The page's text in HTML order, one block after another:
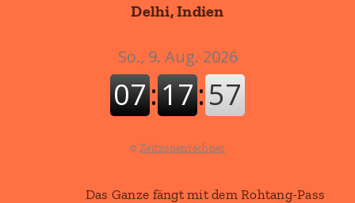
Delhi, Indien
©Zeitzonenrechner
Das Ganze fängt mit dem Rohtang-Pass